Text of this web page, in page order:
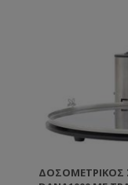
ΔΟΣΟΜΕΤΡΙΚΌΣ